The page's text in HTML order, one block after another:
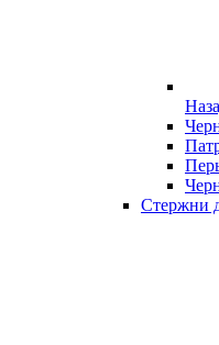
Стержни